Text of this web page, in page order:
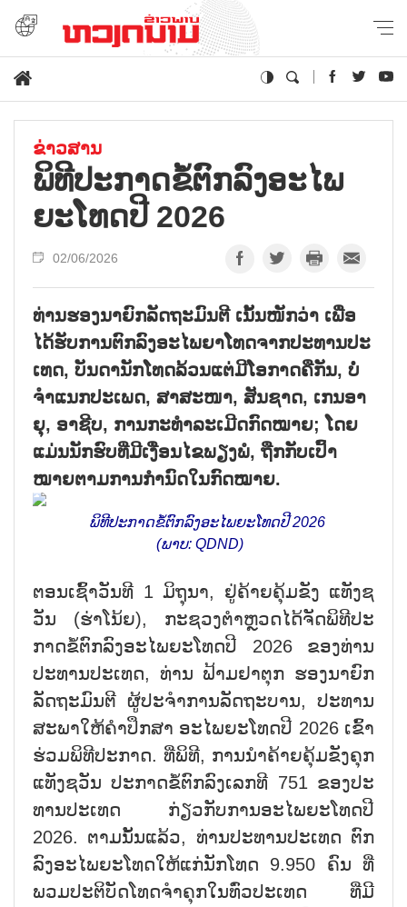
ຂ່າວສານ
ພິ​ທີ​ປະ​ກາດ​ຂໍ້​ຕົກ​ລົງ​ອະ​ໄພ​
ຍະ​ໂທດ​ປີ 2026
02/06/2026
ທ່ານ​ຮອງ​ນາ​ຍົກ​ລັດ​ຖະ​ມົນ​ຕີ ເນັ້ນ​ໜັກ​ວ່າ ເພື່ອ​
ໄດ້​ຮັບ​ການຕົກ​ລົງ​ອະ​ໄພ​ຍາ​ໂທດ​ຈາກ​ປະ​ທານ​ປະ​
ເທດ, ບັນ​ດາ​ນັກ​ໂທດ​ລ້ວນ​ແຕ່​ມີ​ໂອ​ກາດ​ຄື​ກັນ, ບໍ່​
ຈຳ​ແນກ​ປະ​ເພດ, ສາ​ສະ​ໜາ, ສັນ​ຊາດ, ເກນ​ອາ​
ຍຸ, ອາ​ຊີບ, ການ​ກະ​ທຳ​ລະ​ເມີດ​ກົດ​ໝາຍ; ໂດຍ​
ແມ່ນ​ນັກ​ຮົບ​ທີ່​ມີ​ເງື່ອນ​ໄຂ​ພຽງ​ພໍ, ຖືກ​ກັບ​ເປົ້າ​
ໝາຍ​​ຕາມ​ການ​ກຳ​ນົດ​ໃນ​ກົດ​ໝາຍ​.
ພິ​ທີ​ປະ​ກາດ​ຂໍ້​ຕົກ​ລົງ​ອະ​ໄພ​ຍະ​ໂທດ​ປີ 2026
(ພາບ: QDND)
ຕອນ​ເຊົ້າ​ວັນ​ທີ 1 ມິ​ຖຸ​ນາ, ຢູ່​ຄ້າຍ​ຄຸ້ມ​ຂັງ ​ແທັງ​ຊ
ວັນ (ຮ່າ​ໂນ້ຍ), ກະ​ຊວງ​ຕຳຫຼວດ​ໄດ້​ຈັດ​ພິ​ທີ​ປະ​
ກາດ​ຂໍ້​ຕົກ​ລົງ​ອະ​ໄພ​ຍະໂທດ​ປີ 2026 ຂອງ​ທ່ານ​
ປະ​ທານ​ປະ​ເທດ, ທ່ານ ຟ້າມ​ຢາ​ຕຸກ ຮອງ​ນາ​ຍົກ​
ລັດ​ຖະ​ມົນ​ຕີ ຜູ້​ປ​ະ​ຈຳ​ການ​ລັດ​ຖະ​ບານ, ປະ​ທານ​
ສະ​ພາ​ໃຫ້​ຄຳ​ປຶກ​ສາ ​ອະ​ໄພ​ຍະ​ໂທດ​ປີ 2026 ເຂົ້າ​
ຮ່ວມ​ພິ​ທີ​ປະ​ກາດ. ທີ່​ພິ​ທີ, ການ​ນຳຄ້າຍ​ຄຸ້ມ​ຂັງ​ຄຸກ​
ແທ​ັງ​ຊວັນ ປະ​ກາດ​ຂໍ້​ຕົກ​ລົງ​ເລກ​ທີ 751 ຂອງ​ປະ​
ທານ​ປະ​ເທດ ກ່ຽວ​ກັບ​ການ​ອະ​ໄພ​ຍະ​ໂທດ​ປີ
2026. ຕາມ​ນັ້ນ​ແລ້ວ, ທ່ານ​ປະ​ທານ​ປະ​ເທດ ​ຕົກ​
ລົງອະ​ໄພ​ຍະ​ໂທດ​ໃຫ້​ແກ່​ນັກ​ໂທດ 9.950 ຄົນ ທີ່​
ພວມ​ປະ​ຕິ​ບັດ​​ໂທດ​ຈຳຄຸກ​ໃນ​ທົ່ວ​ປະ​ເທດ ທີ່​ມີ​